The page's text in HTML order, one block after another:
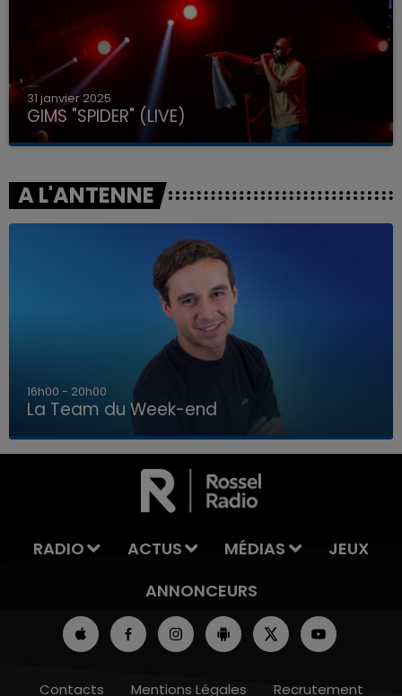
LA TEAM DU WEEK-END
31 janvier 2025
GIMS "SPIDER" (LIVE)
A L'ANTENNE
7h00 - 12h00
La Team du Week-end
RADIO ACTUS MÉDIAS
JEUX
ANNONCEURS
Contacts Mentions Légales Recrutement